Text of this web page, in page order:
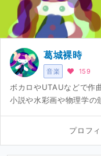
音楽
葛城裸時
159
ボカロやUTAUなどで作
小説や水彩画や物理学の
プロフ